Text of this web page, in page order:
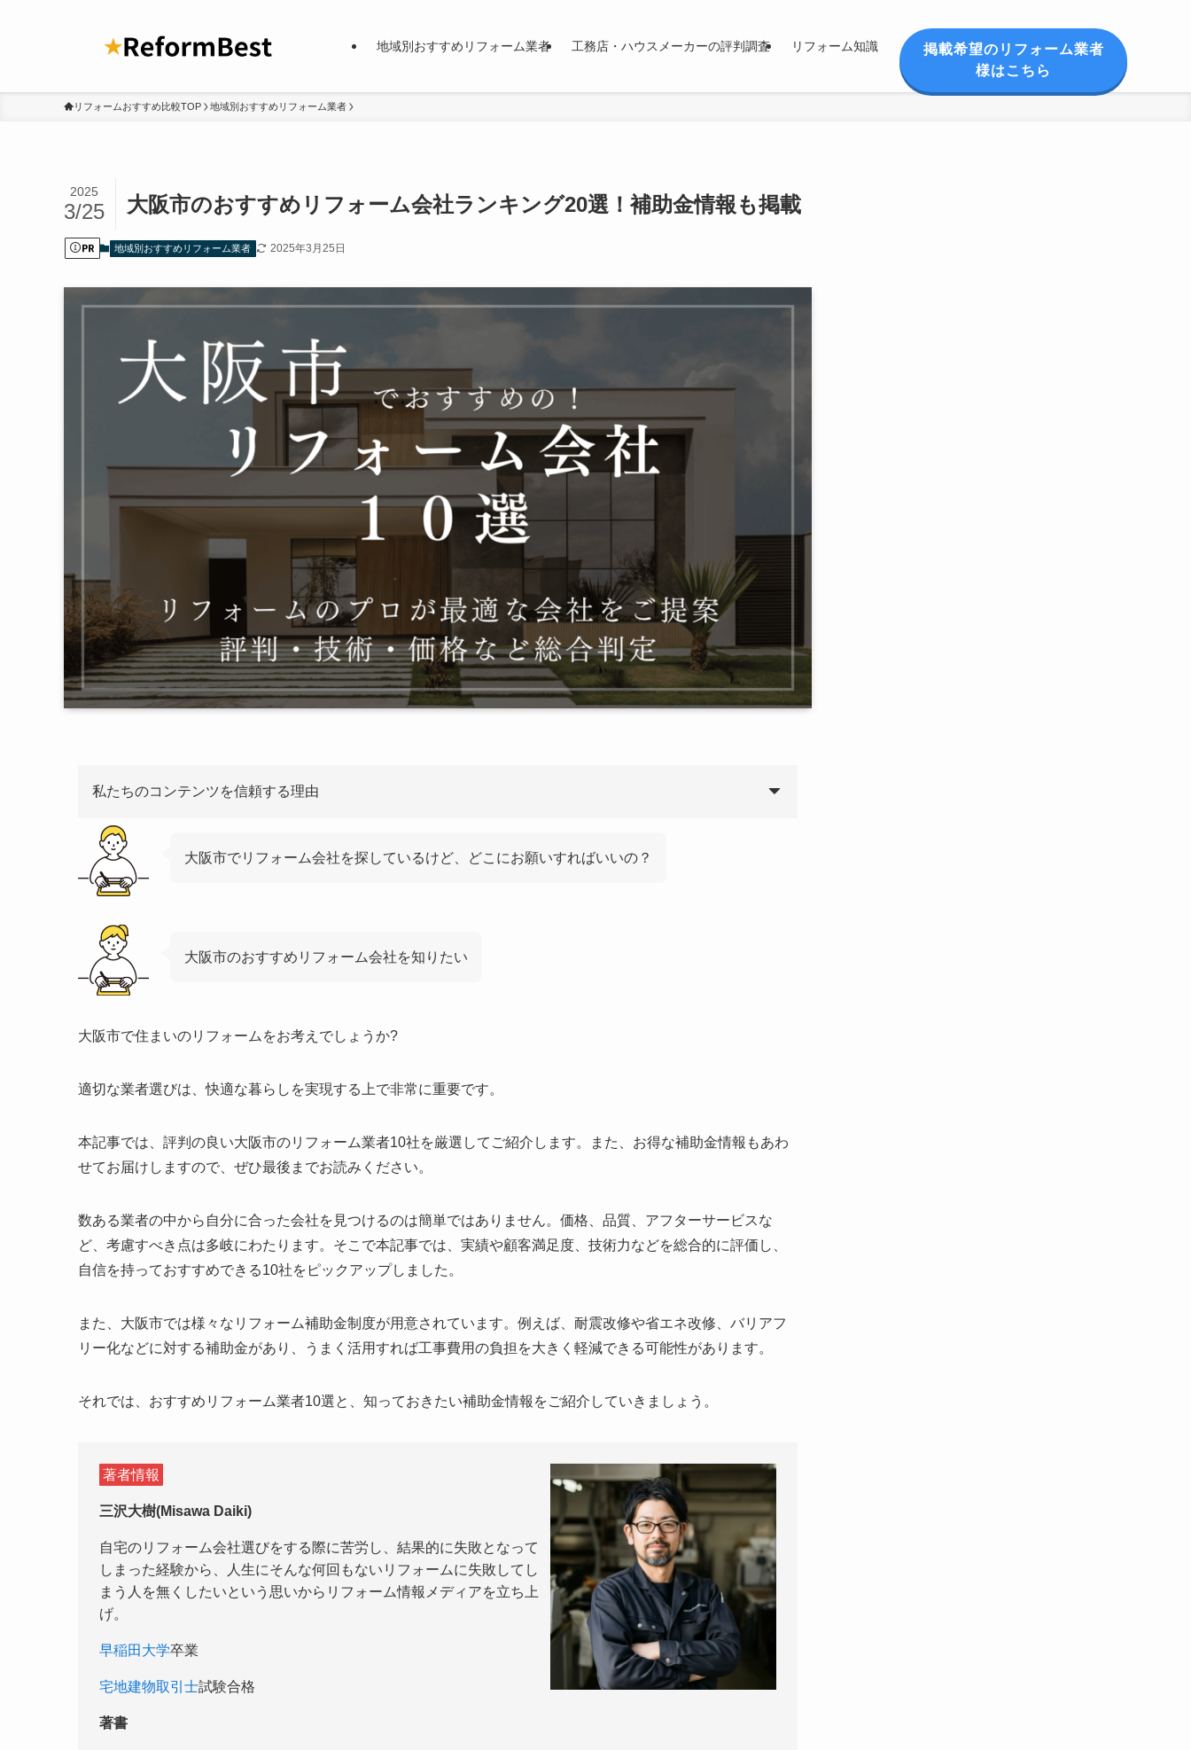
地域別おすすめリフォーム業者 工務店・ハウスメーカーの評判調査 リフォーム知識
掲載希望のリフォーム業者
様はこちら
リフォームおすすめ比較TOP 地域別おすすめリフォーム業者
大阪市のおすすめリフォーム会社ランキング20選！補助金情報も掲載
2025
3/25
地域別おすすめリフォーム業者 2025年3月25日
私たちのコンテンツを信頼する理由
大阪市でリフォーム会社を探しているけど、どこにお願いすればいいの？
大阪市のおすすめリフォーム会社を知りたい
大阪市で住まいのリフォームをお考えでしょうか?
適切な業者選びは、快適な暮らしを実現する上で非常に重要です。
本記事では、評判の良い大阪市のリフォーム業者10社を厳選してご紹介します。また、お得な補助金情報もあわ
せてお届けしますので、ぜひ最後までお読みください。
数ある業者の中から自分に合った会社を見つけるのは簡単ではありません。価格、品質、アフターサービスな
ど、考慮すべき点は多岐にわたります。そこで本記事では、実績や顧客満足度、技術力などを総合的に評価し、
自信を持っておすすめできる10社をピックアップしました。
また、大阪市では様々なリフォーム補助金制度が用意されています。例えば、耐震改修や省エネ改修、バリアフ
リー化などに対する補助金があり、うまく活用すれば工事費用の負担を大きく軽減できる可能性があります。
それでは、おすすめリフォーム業者10選と、知っておきたい補助金情報をご紹介していきましょう。
著者情報
三沢大樹(Misawa Daiki)
自宅のリフォーム会社選びをする際に苦労し、結果的に失敗となって
しまった経験から、人生にそんな何回もないリフォームに失敗してし
まう人を無くしたいという思いからリフォーム情報メディアを立ち上
げ。
早稲田大学卒業
宅地建物取引士試験合格
著書